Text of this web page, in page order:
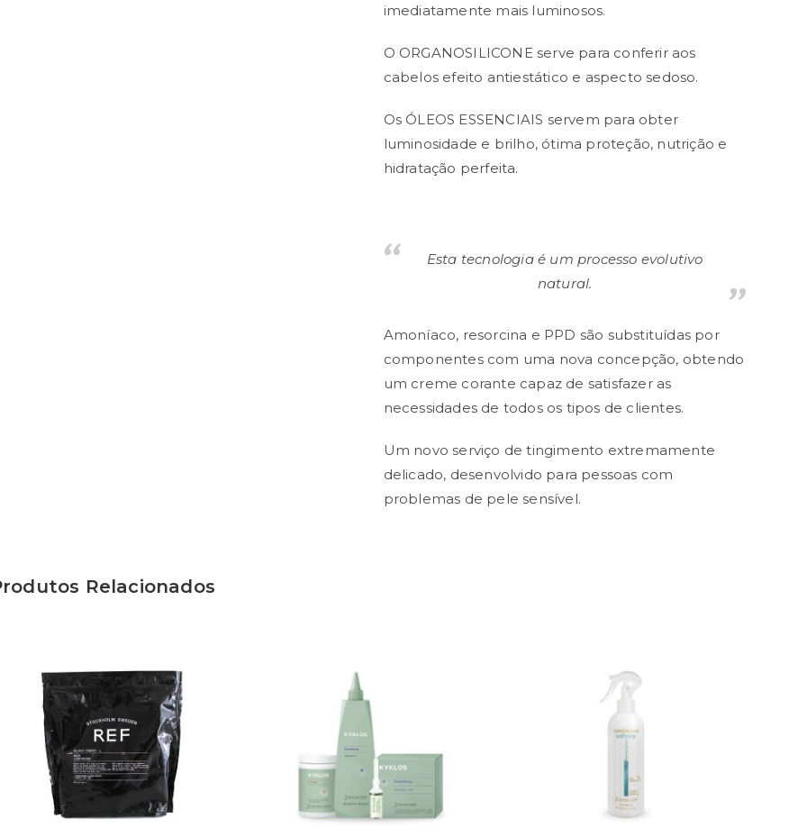
imediatamente mais luminosos.
O ORGANOSILICONE serve para conferir aos
cabelos efeito antiestático e aspecto sedoso.
Os ÓLEOS ESSENCIAIS servem para obter
luminosidade e brilho, ótima proteção, nutrição e
hidratação perfeita.
Esta tecnologia é um processo evolutivo
natural.
Amoníaco, resorcina e PPD são substituídas por
componentes com uma nova concepção, obtendo
um creme corante capaz de satisfazer as
necessidades de todos os tipos de clientes.
Um novo serviço de tingimento extremamente
delicado, desenvolvido para pessoas com
problemas de pele sensível.
Relacionados